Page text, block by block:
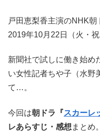
戸田恵梨香主演のNHK
2019年10月22日（火・
新聞社で試しに働き始め
い女性記者ちや子（水野
て…。
今回は朝ドラ『スカーレ
レあらすじ・感想 まとめ。